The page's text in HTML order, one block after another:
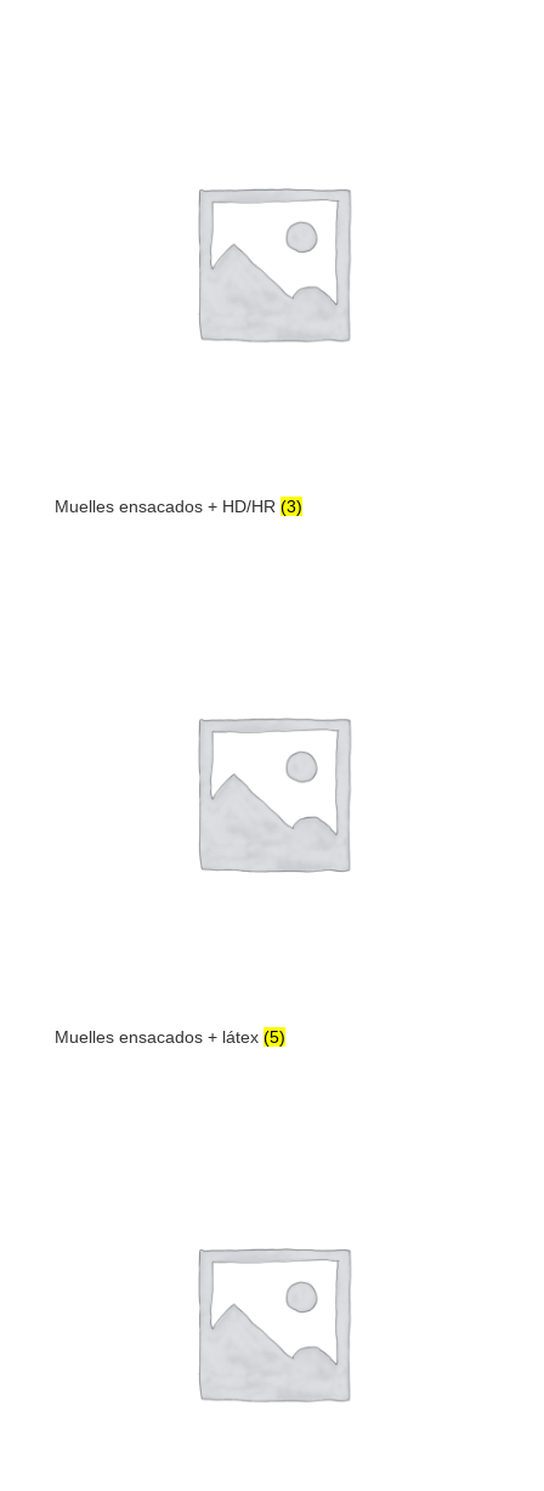
Muelles ensacados + HD/HR (3)
Muelles ensacados + látex (5)